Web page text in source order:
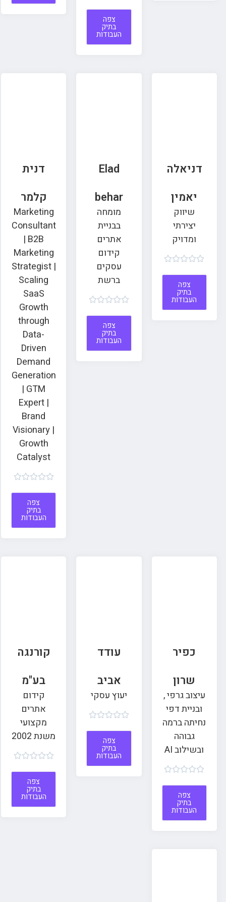
צפה
בתיק
העבודות
דניאלה
יאמין
שיווק
יצירתי
ומדויק





צפה
בתיק
העבודות
Elad
behar
מומחה
בבניית
אתרים
קידום
עסקים
ברשת





צפה
בתיק
העבודות
דנית
קלמר
Marketing
Consultant
| B2B
Marketing
Strategist |
Scaling
SaaS
Growth
through
Data-
Driven
Demand
Generation
| GTM
Expert |
Brand
Visionary |
Growth
Catalyst





צפה
בתיק
העבודות
כפיר
שרון
עיצוב גרפי ,
ובניית דפי
נחיתה ברמה
גבוהה
ובשילוב AI





צפה
בתיק
העבודות
עודד
אביב
יעוץ עסקי





צפה
בתיק
העבודות
קורנגה
בע"מ
קידום
אתרים
מקצועי
משנת 2002





צפה
בתיק
העבודות